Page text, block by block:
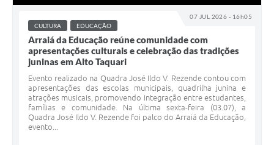
07 JUL 2026 - 16h05
CULTURA EDUCAÇÃO
Arraiá da Educação reúne comunidade com
apresentações culturais e celebração das tradições
juninas em Alto Taquari
Evento realizado na Quadra José Ildo V. Rezende contou com
apresentações das escolas municipais, quadrilha junina e
atrações musicais, promovendo integração entre estudantes,
famílias e comunidade. Na última sexta-feira (03.07), a
Quadra José Ildo V. Rezende foi palco do Arraiá da Educação,
evento...